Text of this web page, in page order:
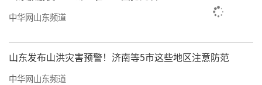
中华网山东频道
山东发布山洪灾害预警！济南等5市这些地区注意防范
中华网山东频道